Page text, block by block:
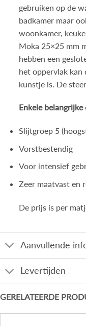
gebruiken op de
badkamer maar
woonkamer,
Moka 25×25 mm
hebben een
het oppervlak kan
kunstje is. De
Enkele belangrijke
Slijtgroep 5
Vorstbestendig
Voor intensief
Zeer maatvast en
De prijs is per
Aanvullende
Levertijden
GERELATEERDE